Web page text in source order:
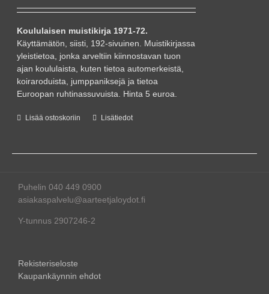
Koululaisen muistikirja 1971-72.
Käyttämätön, siisti, 192-sivuinen. Muistikirjassa
yleistietoa, jonka arveltiin kiinnostavan tuon
ajan koululaista, kuten tietoa automerkeistä,
koiraroduista, jumppaniksejä ja tietoa
Euroopan ruhtinassuvuista. Hinta 5 euroa.
Lisää ostoskoriin Lisätiedot
Puhelin 040 449 0900
asiakaspalvelu@aarteetjaloydot.fi
Y-tunnus 2907246-2
Rekisteriseloste
Kaupankäynnin ehdot